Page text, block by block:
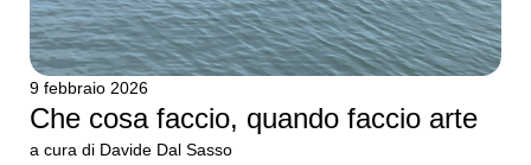
9 febbraio 2026
Che cosa faccio, quando faccio arte
a cura di Davide Dal Sasso